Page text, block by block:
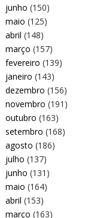
junho (150)
maio (125)
abril (148)
março (157)
fevereiro (139)
janeiro (143)
dezembro (156)
novembro (191)
outubro (163)
setembro (168)
agosto (186)
julho (137)
junho (131)
maio (164)
abril (153)
março (163)